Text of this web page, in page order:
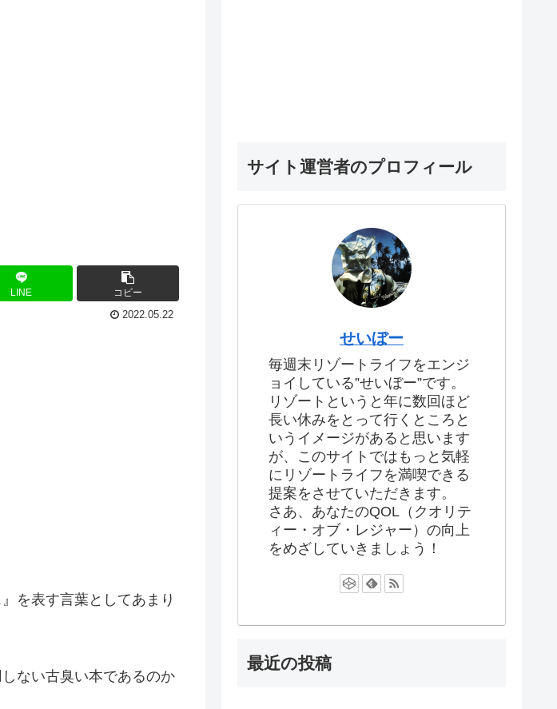
LINE コピー
2022.05.22
を表す言葉としてあまり
ない古臭い本であるのか
サイト運営者のプロフィール
せいぼー
毎週末リゾートライフをエンジ
ョイしている”せいぼー”です。
リゾートというと年に数回ほど
長い休みをとって行くところと
いうイメージがあると思います
が、このサイトではもっと気軽
にリゾートライフを満喫できる
提案をさせていただきます。
さあ、あなたのQOL（クオリテ
ィー・オブ・レジャー）の向上
をめざしていきましょう！
最近の投稿